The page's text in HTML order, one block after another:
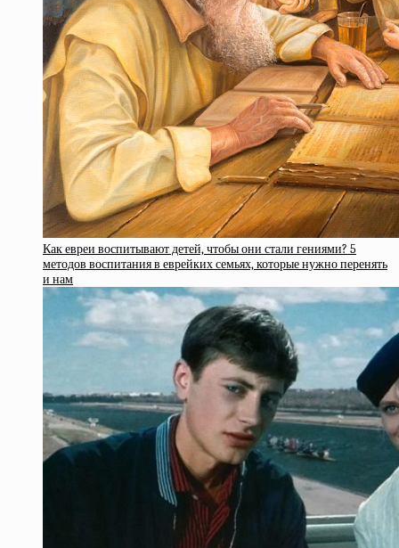
Как евреи воспитывают детей, чтобы они стали гениями? 5
методов воспитания в еврейких семьях, которые нужно перенять
и нам